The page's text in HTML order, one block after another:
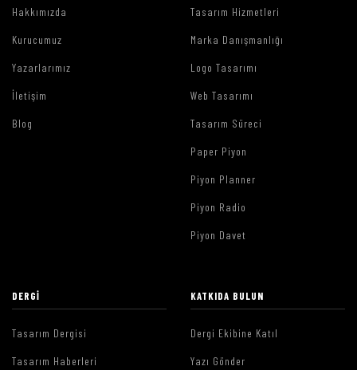
Hakkımızda
Kurucumuz
Yazarlarımız
İletişim
Blog
Tasarım Hizmetleri
Marka Danışmanlığı
Logo Tasarımı
Web Tasarımı
Tasarım Süreci
Paper Piyon
Piyon Planner
Piyon Radio
Piyon Davet
DERGI
Tasarım Dergisi
Tasarım Haberleri
KATKIDA BULUN
Dergi Ekibine Katıl
Yazı Gönder